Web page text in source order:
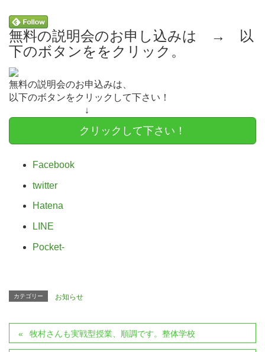
無料の説明会のお申し込みは → 以
下のボタンををクリック。
無料の説明会のお申込みは、
以下のボタンをクリックして下さい！
↓
クリックして下さい！
Facebook
twitter
Hatena
LINE
Pocket-
カテゴリー お知らせ
牧村さんも実戦型授業、順調です。整体学校